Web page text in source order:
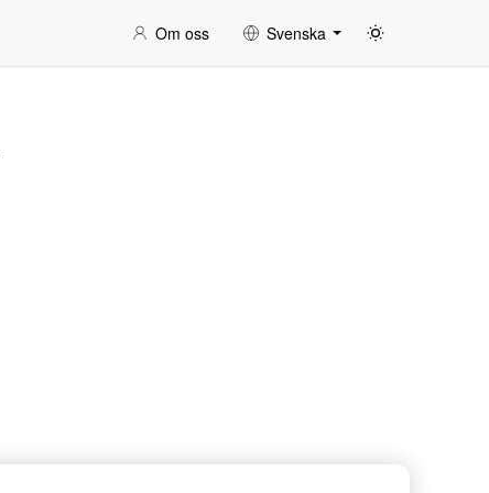
Om oss Svenska